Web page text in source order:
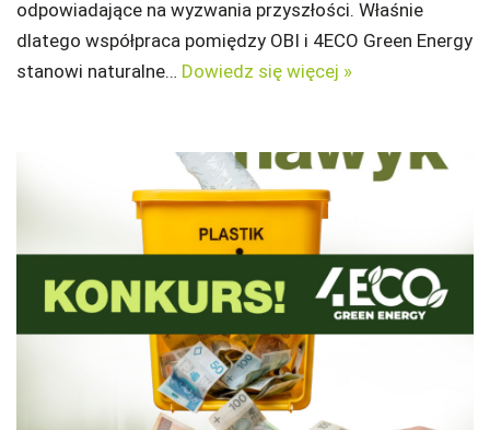
odpowiadające na wyzwania przyszłości. Właśnie
dlatego współpraca pomiędzy OBI i 4ECO Green Energy
stanowi naturalne… Dowiedz się więcej »